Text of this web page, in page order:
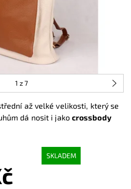
1 z 7
až velké velikosti, který se
dá nosit i jako crossbody
SKLADEM